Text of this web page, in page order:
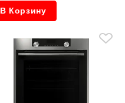
В Корзину